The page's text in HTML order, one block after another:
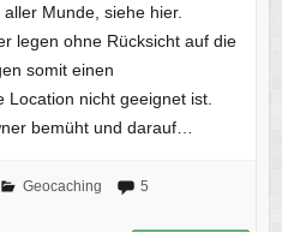
Munde, siehe hier.
legen ohne Rücksicht auf die
somit einen
nicht geeignet ist.
bemüht und darauf…
Geocaching
5